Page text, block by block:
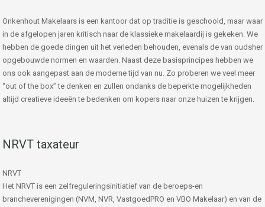
Onkenhout Makelaars is een kantoor dat op traditie is geschoold, maar waar
in de afgelopen jaren kritisch naar de klassieke makelaardij is gekeken. We
hebben de goede dingen uit het verleden behouden, evenals de van oudsher
opgebouwde normen en waarden. Naast deze basisprincipes hebben we
ons ook aangepast aan de moderne tijd van nu. Zo proberen we veel meer
“out of the box” te denken en zullen ondanks de beperkte mogelijkheden
altijd creatieve ideeën te bedenken om kopers naar onze huizen te krijgen.
NRVT taxateur
NRVT
Het NRVT is een zelfreguleringsinitiatief van de beroeps-en
brancheverenigingen (NVM, NVR, VastgoedPRO en VBO Makelaar) en van de